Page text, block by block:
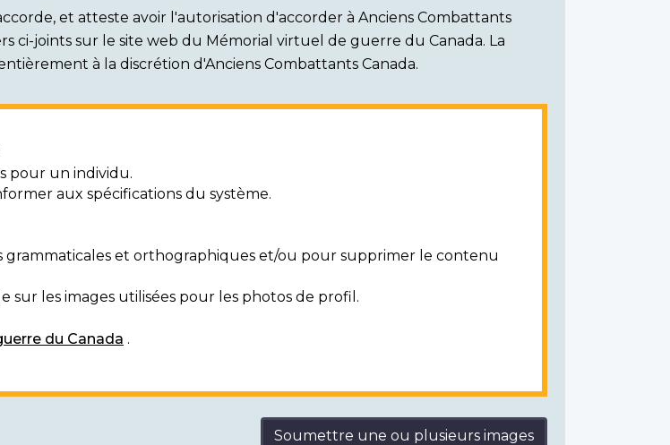
et atteste avoir l'autorisation d'accorder à Anciens Combattants
ci-joints sur le site web du Mémorial virtuel de guerre du Canada. La
à la discrétion d'Anciens Combattants Canada.
pour un individu.
aux spécifications du système.
grammaticales et orthographiques et/ou pour supprimer le contenu
sur les images utilisées pour les photos de profil.
du Canada .
Soumettre une ou plusieurs images